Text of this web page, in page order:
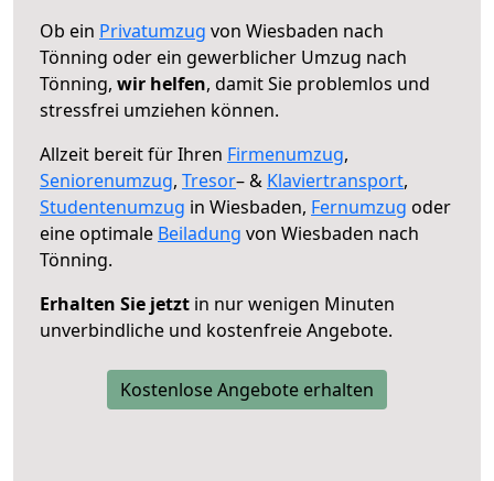
Ob ein Privatumzug von Wiesbaden nach
Tönning oder ein gewerblicher Umzug nach
Tönning, wir helfen, damit Sie problemlos und
stressfrei umziehen können.
Allzeit bereit für Ihren Firmenumzug,
Seniorenumzug, Tresor– & Klaviertransport,
Studentenumzug in Wiesbaden, Fernumzug oder
eine optimale Beiladung von Wiesbaden nach
Tönning.
Erhalten Sie jetzt in nur wenigen Minuten
unverbindliche und kostenfreie Angebote.
Kostenlose Angebote erhalten